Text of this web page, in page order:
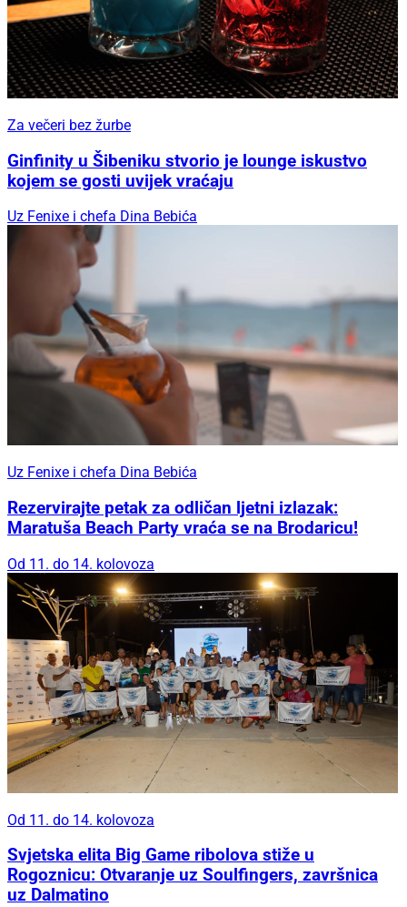
Za večeri bez žurbe
Ginfinity u Šibeniku stvorio je lounge iskustvo
kojem se gosti uvijek vraćaju
Uz Fenixe i chefa Dina Bebića
Uz Fenixe i chefa Dina Bebića
Rezervirajte petak za odličan ljetni izlazak:
Maratuša Beach Party vraća se na Brodaricu!
Od 11. do 14. kolovoza
Od 11. do 14. kolovoza
Svjetska elita Big Game ribolova stiže u
Rogoznicu: Otvaranje uz Soulfingers, završnica
uz Dalmatino